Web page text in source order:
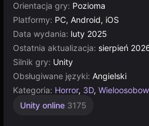
Orientacja gry: Pozioma
Platformy: PC, Android, iOS
Data wydania: luty 2025
Ostatnia aktualizacja: sierpień
Silnik gry: Unity
Obsługiwane języki: Angielski
Kategoria: Horror, 3D,
Unity online 3175